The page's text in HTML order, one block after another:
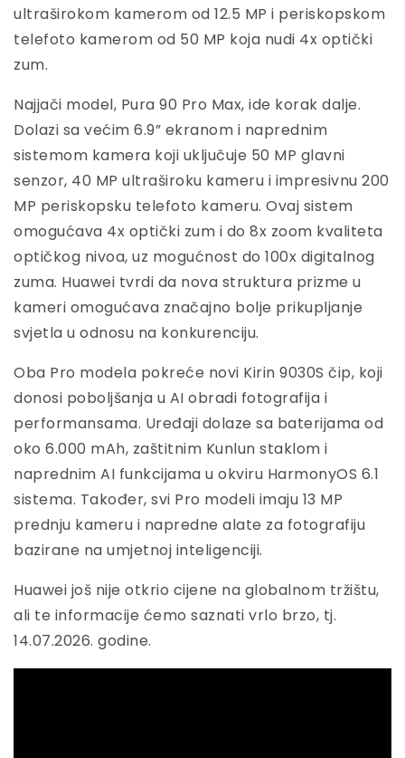
ultraširokom kamerom od 12.5 MP i periskopskom
telefoto kamerom od 50 MP koja nudi 4x optički
zum.
Najjači model, Pura 90 Pro Max, ide korak dalje.
Dolazi sa većim 6.9” ekranom i naprednim
sistemom kamera koji uključuje 50 MP glavni
senzor, 40 MP ultraširoku kameru i impresivnu 200
MP periskopsku telefoto kameru. Ovaj sistem
omogućava 4x optički zum i do 8x zoom kvaliteta
optičkog nivoa, uz mogućnost do 100x digitalnog
zuma. Huawei tvrdi da nova struktura prizme u
kameri omogućava značajno bolje prikupljanje
svjetla u odnosu na konkurenciju.
Oba Pro modela pokreće novi Kirin 9030S čip, koji
donosi poboljšanja u AI obradi fotografija i
performansama. Uređaji dolaze sa baterijama od
oko 6.000 mAh, zaštitnim Kunlun staklom i
naprednim AI funkcijama u okviru HarmonyOS 6.1
sistema. Također, svi Pro modeli imaju 13 MP
prednju kameru i napredne alate za fotografiju
bazirane na umjetnoj inteligenciji.
Huawei još nije otkrio cijene na globalnom tržištu,
ali te informacije ćemo saznati vrlo brzo, tj.
14.07.2026. godine.